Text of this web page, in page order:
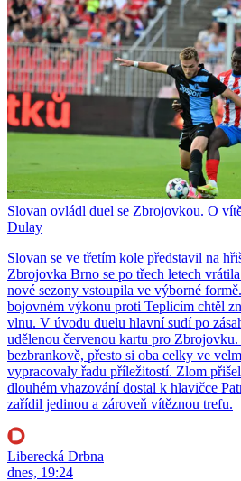
Slovan ovládl duel se Zbrojovkou. O
Dulay
Slovan se ve třetím kole představil na
Zbrojovka Brno se po třech letech
nové sezony vstoupila ve výborné
bojovném výkonu proti Teplicím chtěl
vlnu. V úvodu duelu hlavní sudí po
udělenou červenou kartu pro
bezbrankově, přesto si oba celky ve
vypracovaly řadu příležitostí. Zlom
dlouhém vhazování dostal k hlavičce
zařídil jedinou a zároveň vítěznou trefu.
Liberecká Drbna
dnes, 19:24